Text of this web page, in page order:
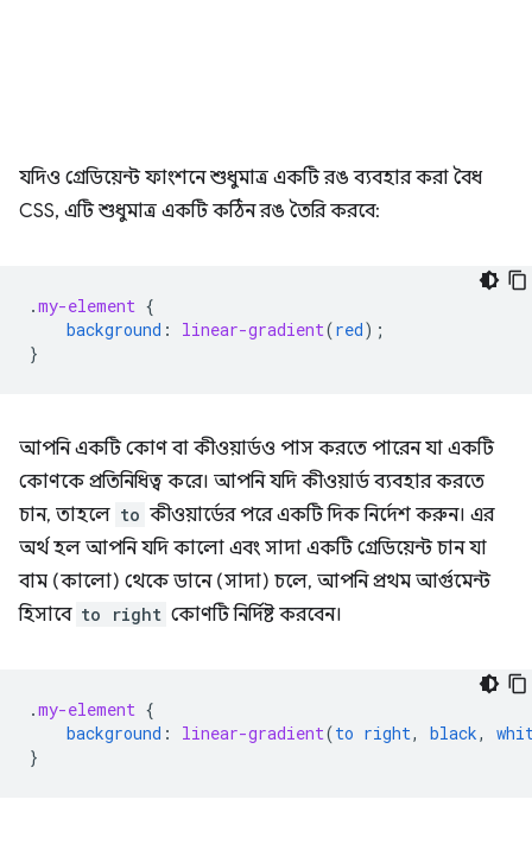
যদিও গ্রেডিয়েন্ট ফাংশনে শুধুমাত্র একটি রঙ ব্যবহার করা বৈধ
CSS, এটি শুধুমাত্র একটি কঠিন রঙ তৈরি করবে:
.my-element {
background : linear-gradient(red);
}
আপনি একটি কোণ বা কীওয়ার্ডও পাস করতে পারেন যা একটি
কোণকে প্রতিনিধিত্ব করে। আপনি যদি কীওয়ার্ড ব্যবহার করতে
চান, তাহলে to কীওয়ার্ডের পরে একটি দিক নির্দেশ করুন। এর
অর্থ হল আপনি যদি কালো এবং সাদা একটি গ্রেডিয়েন্ট চান যা
বাম (কালো) থেকে ডানে (সাদা) চলে, আপনি প্রথম আর্গুমেন্ট
হিসাবে to right কোণটি নির্দিষ্ট করবেন।
.my-element {
background : linear-gradient(to right, black,
}